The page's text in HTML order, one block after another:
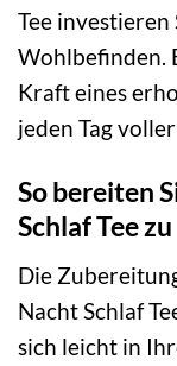
Tee
Wohlbefinden.
Kraft eines
jeden Tag
So bereiten
Schlaf Tee zu
Die
Nacht Schlaf
sich leicht in